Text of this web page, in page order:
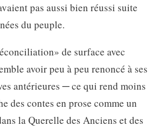
pas aussi bien réussi suite
du peuple.
de surface avec
avoir peu à peu renoncé à ses
antérieures ─ ce qui rend moins
des contes en prose comme un
la Querelle des Anciens et des